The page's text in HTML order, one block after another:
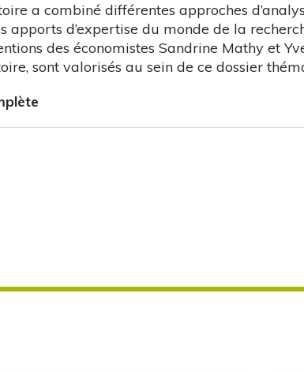
a combiné différentes approches
apports d’expertise du monde de la
des économistes Sandrine Mathy et
sont valorisés au sein de ce dossier